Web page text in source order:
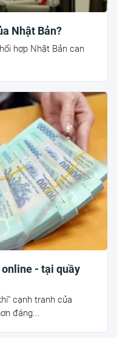
Nhật Bản?
hợp Nhật Bản can
- tại quầy
cạnh tranh của
đáng...